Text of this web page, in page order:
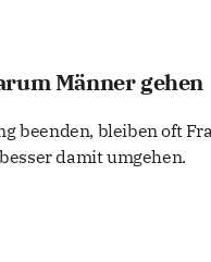
Männer gehen
beenden, bleiben oft
damit umgehen.